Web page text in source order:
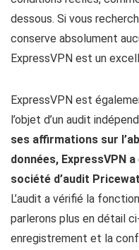
dessous. Si vous
conserve absolument
ExpressVPN est un
ExpressVPN est
l’objet d’un audit
ses affirmations sur
données, ExpressVPN
société d’audit
L’audit a vérifié la
parlerons plus en détail
enregistrement et la